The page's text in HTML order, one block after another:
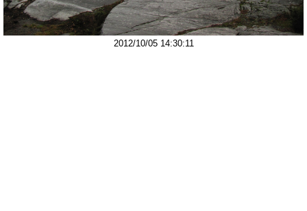
2012/10/05 14:30:11